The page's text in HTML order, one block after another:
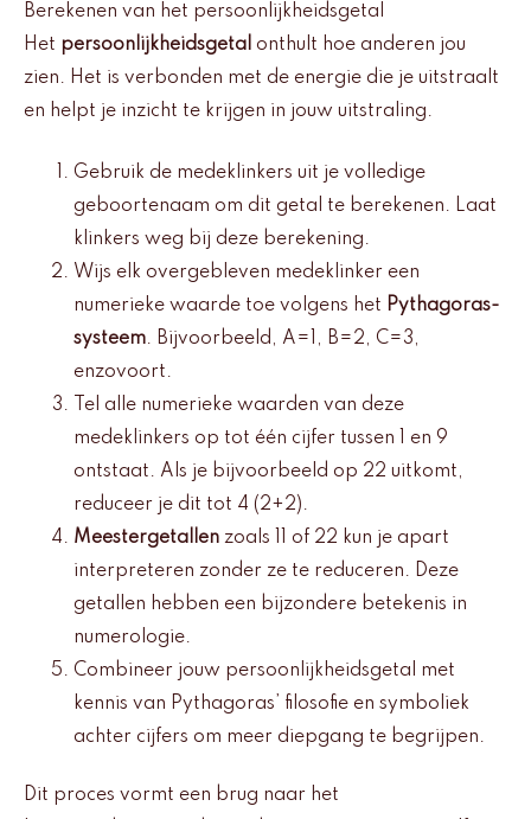
Berekenen van het persoonlijkheidsgetal
Het persoonlijkheidsgetal onthult hoe anderen jou
zien. Het is verbonden met de energie die je uitstraalt
en helpt je inzicht te krijgen in jouw uitstraling.
Gebruik de medeklinkers uit je volledige
geboortenaam om dit getal te berekenen. Laat
klinkers weg bij deze berekening.
Wijs elk overgebleven medeklinker een
numerieke waarde toe volgens het Pythagoras-
systeem. Bijvoorbeeld, A=1, B=2, C=3,
enzovoort.
Tel alle numerieke waarden van deze
medeklinkers op tot één cijfer tussen 1 en 9
ontstaat. Als je bijvoorbeeld op 22 uitkomt,
reduceer je dit tot 4 (2+2).
Meestergetallen zoals 11 of 22 kun je apart
interpreteren zonder ze te reduceren. Deze
getallen hebben een bijzondere betekenis in
numerologie.
Combineer jouw persoonlijkheidsgetal met
kennis van Pythagoras’ filosofie en symboliek
achter cijfers om meer diepgang te begrijpen.
Dit proces vormt een brug naar het